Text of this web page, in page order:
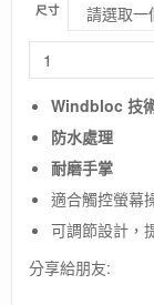
尺寸
毛
國
【Outdoor
Men's
S
WindblocR
Windbloc 技
防水處理
耐磨手掌
適合觸控螢幕
可調節設計，
分享給朋友: